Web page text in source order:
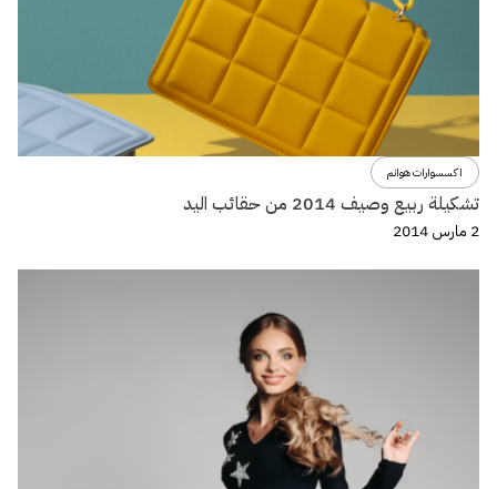
اكسسوارات هوانم
تشكيلة ربيع وصيف 2014 من حقائب اليد
2 مارس 2014